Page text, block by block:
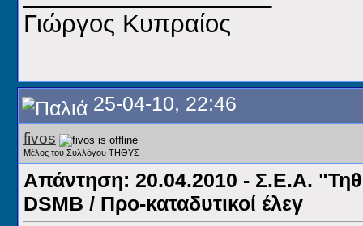
Γιώργος Κυπραίος
25-04-10, 22:46
fivos
Μέλος του Συλλόγου ΤΗΘΥΣ
Απάντηση: 20.04.2010 - Σ.Ε.Α.
DSMB / Προ-καταδυτικοί έλεγ